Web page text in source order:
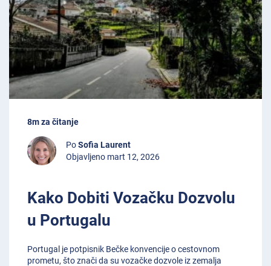
8m za čitanje
PoSofia Laurent
Objavljeno mart 12, 2026
Kako Dobiti Vozačku Dozvolu
u Portugalu
Portugal je potpisnik Bečke konvencije o cestovnom
prometu, što znači da su vozačke dozvole iz zemalja